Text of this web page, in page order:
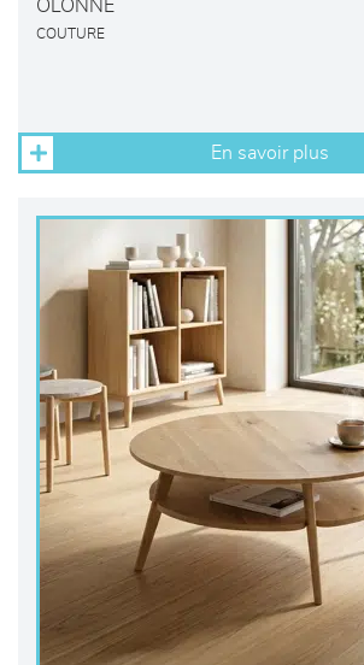
OLONNE
COUTURE
En savoir plus